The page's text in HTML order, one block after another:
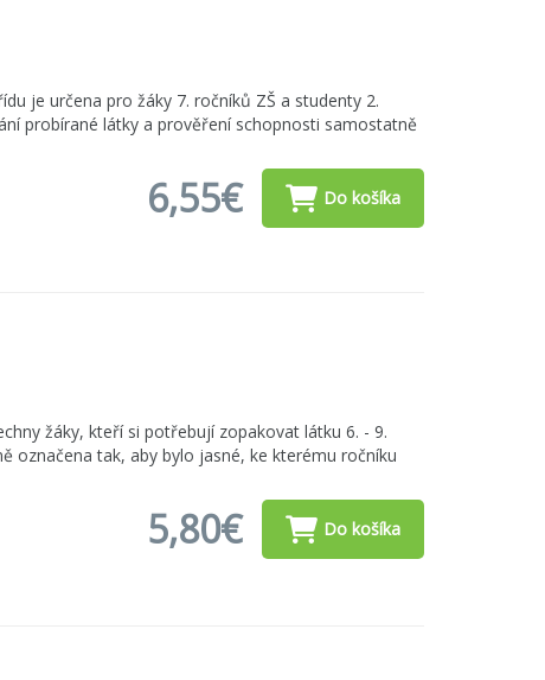
je určena pro žáky 7. ročníků ZŠ a studenty 2.
probírané látky a prověření schopnosti samostatně
6,55€ Do košíka
žáky, kteří si potřebují zopakovat látku 6. - 9.
označena tak, aby bylo jasné, ke kterému ročníku
5,80€ Do košíka